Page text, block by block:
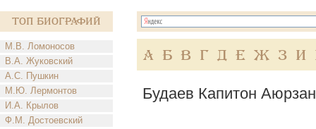
Топ Биографий
М.В. Ломоносов
В.А. Жуковский
А.С. Пушкин
М.Ю. Лермонтов
И.А. Крылов
Ф.М. Достоевский
А Б В Г Д Е Ж З И
Будаев Капитон